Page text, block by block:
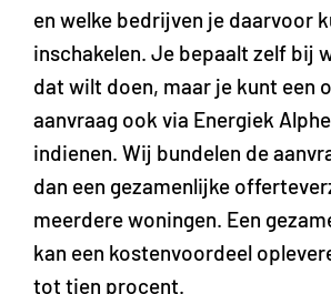
en welke bedrijven je daarvoor
inschakelen. Je bepaalt zelf bij
dat wilt doen, maar je kunt een
aanvraag ook via Energiek
indienen. Wij bundelen de
dan een gezamenlijke
meerdere woningen. Een
kan een kostenvoordeel
tot tien procent.